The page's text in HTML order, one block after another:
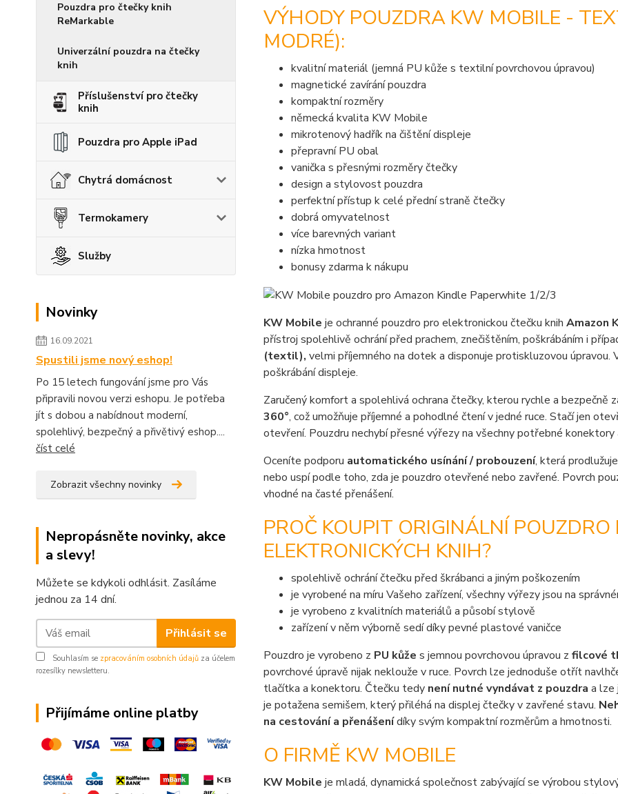
Pouzdra pro čtečky knih
ReMarkable
Univerzální pouzdra na čtečky
knih
Příslušenství pro čtečky
knih
Pouzdra pro Apple iPad
Chytrá domácnost
Termokamery
Služby
Novinky
16.09.2021
Spustili jsme nový eshop!
Po 15 letech fungování jsme pro Vás
připravili novou verzi eshopu. Je potřeba
jít s dobou a nabídnout moderní,
spolehlivý, bezpečný a přivětivý eshop....
číst celé
Zobrazit všechny novinky
Nepropásněte novinky, akce
a slevy!
Můžete se kdykoli odhlásit. Zasíláme
jednou za 14 dní.
Přihlásit se
Souhlasím se zpracováním osobních údajů za účelem
rozesílky newsletteru.
Přijímáme online platby
VÝHODY POUZDRA KW MOBILE -
MODRÉ):
kvalitní materiál (jemná PU kůže s textilní povrchovou úpravou)
magnetické zavírání pouzdra
kompaktní rozměry
německá kvalita KW Mobile
mikrotenový hadřík na čištění displeje
přepravní PU obal
vanička s přesnými rozměry čtečky
design a stylovost pouzdra
perfektní přístup k celé přední straně čtečky
dobrá omyvatelnost
více barevných variant
nízka hmotnost
bonusy zdarma k nákupu
KW Mobile je ochranné pouzdro pro elektronickou čtečku knih Amazon
přístroj spolehlivě ochrání před prachem, znečištěním, poškrábáním i
(textil), velmi příjemného na dotek a disponuje protiskluzovou úpravou.
poškrábání displeje.
Zaručený komfort a spolehlivá ochrana čtečky, kterou rychle a
360°, což umožňuje příjemné a pohodlné čtení v jedné ruce. Stačí jen
otevření. Pouzdru nechybí přesné výřezy na všechny potřebné
Oceníte podporu automatického usínání / probouzení, která
nebo uspí podle toho, zda je pouzdro otevřené nebo zavřené. Povrch
vhodné na časté přenášení.
PROČ KOUPIT ORIGINÁLNÍ
ELEKTRONICKÝCH KNIH?
spolehlivě ochrání čtečku před škrábanci a jiným poškozením
je vyrobené na míru Vašeho zařízení, všechny výřezy jsou na
je vyrobeno z kvalitních materiálů a působí stylově
zařízení v něm výborně sedí díky pevné plastové vaničce
Pouzdro je vyrobeno z PU kůže s jemnou povrchovou úpravou z filcové
povrchové úpravě nijak neklouže v ruce. Povrch lze jednoduše otřít
tlačítka a konektoru. Čtečku tedy není nutné vyndávat z pouzdra a lze
je potažena semišem, který přiléhá na displej čtečky v zavřené stavu.
na cestování a přenášenídíky svým kompaktní rozměrům a hmotnosti.
O FIRMĚ KW MOBILE
KW Mobile je mladá, dynamická společnost zabývající se výrobou